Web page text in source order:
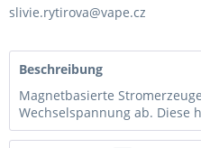
slivie.rytirova@vape.cz
Beschreibung
Magnetbasierte
Wechselspannung ab. Diese